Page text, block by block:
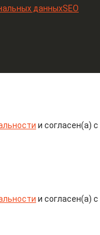
данныхSEO
и согласен(а) с
и согласен(а) с